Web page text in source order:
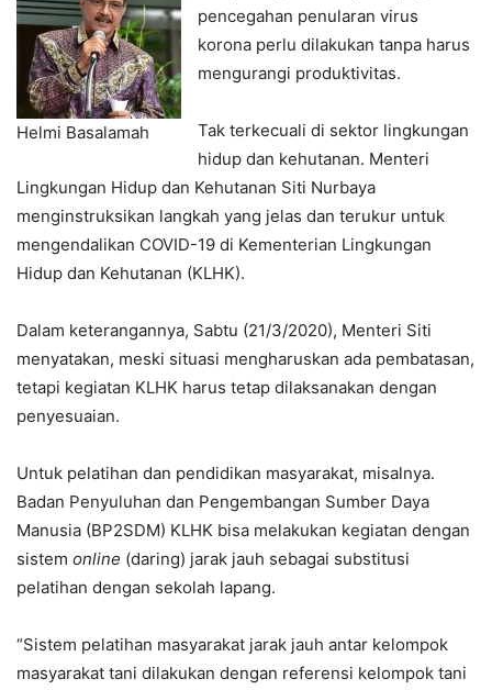
Helmi Basalamah
pencegahan penularan virus
korona perlu dilakukan tanpa harus
mengurangi produktivitas.
Tak terkecuali di sektor lingkungan
hidup dan kehutanan. Menteri
Lingkungan Hidup dan Kehutanan Siti Nurbaya
menginstruksikan langkah yang jelas dan terukur untuk
mengendalikan COVID-19 di Kementerian Lingkungan
Hidup dan Kehutanan (KLHK).
Dalam keterangannya, Sabtu (21/3/2020), Menteri Siti
menyatakan, meski situasi mengharuskan ada pembatasan,
tetapi kegiatan KLHK harus tetap dilaksanakan dengan
penyesuaian.
Untuk pelatihan dan pendidikan masyarakat, misalnya.
Badan Penyuluhan dan Pengembangan Sumber Daya
Manusia (BP2SDM) KLHK bisa melakukan kegiatan dengan
sistem online (daring) jarak jauh sebagai substitusi
pelatihan dengan sekolah lapang.
“Sistem pelatihan masyarakat jarak jauh antar kelompok
masyarakat tani dilakukan dengan referensi kelompok tani